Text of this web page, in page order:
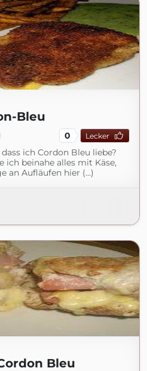
Bleu
0 Lecker
ich Cordon Bleu liebe?
ich beinahe alles mit Käse,
an Aufläufen hier (...)
Bleu